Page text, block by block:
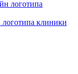
логотипа клиники